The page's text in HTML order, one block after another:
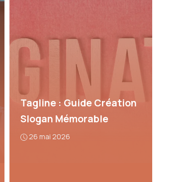
Tagline : Guide Création
Slogan Mémorable
26 mai 2026